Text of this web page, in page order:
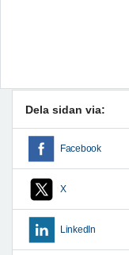
Dela sidan via:
Facebook
X
LinkedIn